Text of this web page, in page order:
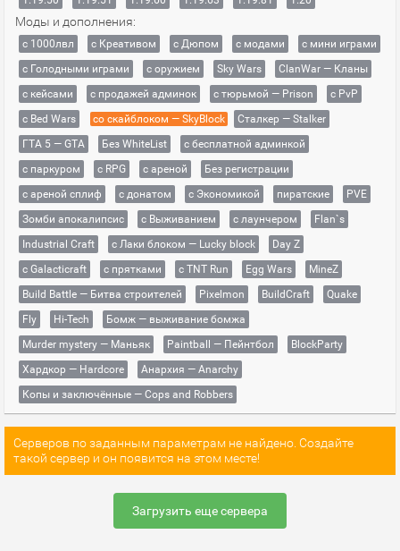
Моды и дополнения:
с 1000лвл c Креативом с Дюпом с модами
с мини играми
с Голодными играми
с оружием Sky Wars
ClanWar — Кланы
с кейсами
с продажей админок с тюрьмой — Prison
с PvP
с Bed Wars
со скайблоком — SkyBlock
Сталкер — Stalker
ГТА 5 — GTA
Без WhiteList
с бесплатной админкой
с паркуром
с RPG с ареной
Без регистрации
с ареной сплиф
с донатом с Экономикой пиратские
PVE
Зомби апокалипсис
с Выживанием с лаунчером
Flan`s
Industrial Craft
с Лаки блоком — Lucky block
Day Z
с Galacticraft
с прятками с TNT Run Egg Wars
MineZ
Build Battle — Битва строителей
Pixelmon BuildCraft
Quake
Fly
Hi-Tech
Бомж — выживание бомжа
Murder mystery — Маньяк
Paintball — Пейнтбол
BlockParty
Хардкор — Hardcore
Анархия — Anarchy
Копы и заключённые — Cops and Robbers
Серверов по заданным параметрам не найдено. Создайте
такой сервер и он появится на этом месте!
Загрузить еще сервера